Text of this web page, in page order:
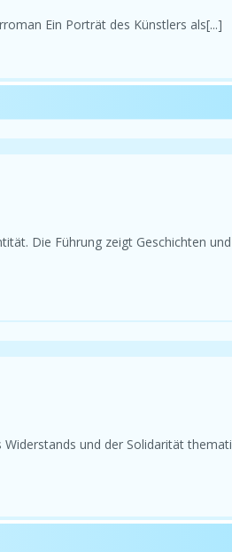
Ein Porträt des Künstlers als[...]
Die Führung zeigt Geschichten und
und der Solidarität